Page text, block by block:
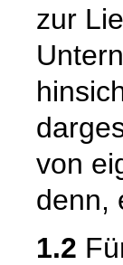
zur
von
denn,
1.2